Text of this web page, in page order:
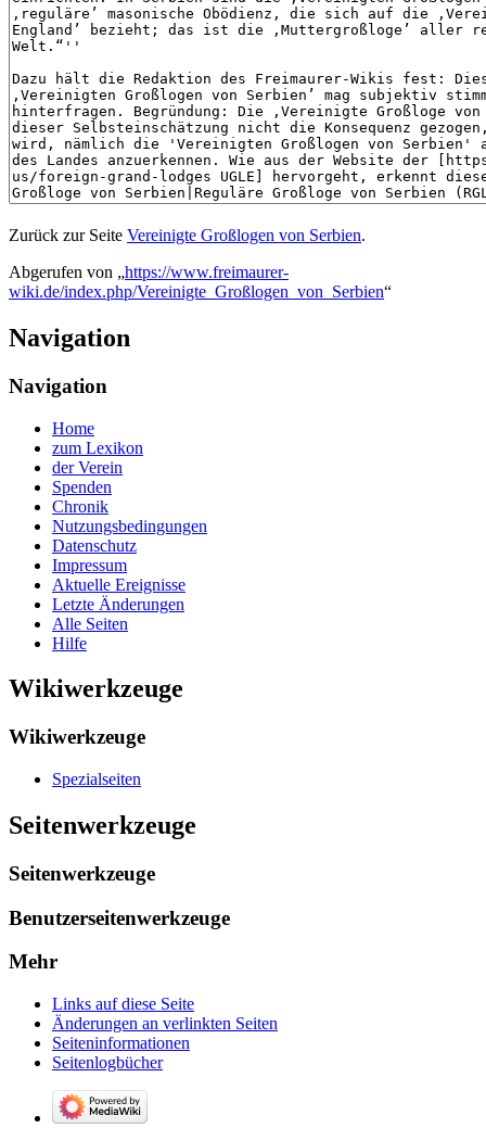
Zurück zur Seite Vereinigte Großlogen von Serbien.
Abgerufen von „https://www.freimaurer-
wiki.de/index.php/Vereinigte_Großlogen_von_Serbien“
Navigation
Navigation
Home
zum Lexikon
der Verein
Spenden
Chronik
Nutzungsbedingungen
Datenschutz
Impressum
Aktuelle Ereignisse
Letzte Änderungen
Alle Seiten
Hilfe
Wikiwerkzeuge
Wikiwerkzeuge
Spezialseiten
Seitenwerkzeuge
Seitenwerkzeuge
Benutzerseitenwerkzeuge
Mehr
Links auf diese Seite
Änderungen an verlinkten Seiten
Seiten­­informationen
Seitenlogbücher